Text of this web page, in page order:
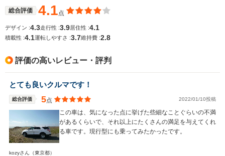
燃費
総合評価 4.1点
デザイン :4.3走行性 :3.9居住性 :4.1
積載性 :4.1運転しやすさ :3.7維持費 :2.8
評価の高いレビュー・評判
とても良いクルマです！
総合評価 5点 2022/01/10投稿
この車は、気になった点に挙げた些細なことぐらいの不満
があるくらいで、それ以上にたくさんの満足を与えてくれ
る車です。現行型にも乗ってみたかったです。
kozyさん （東京都）